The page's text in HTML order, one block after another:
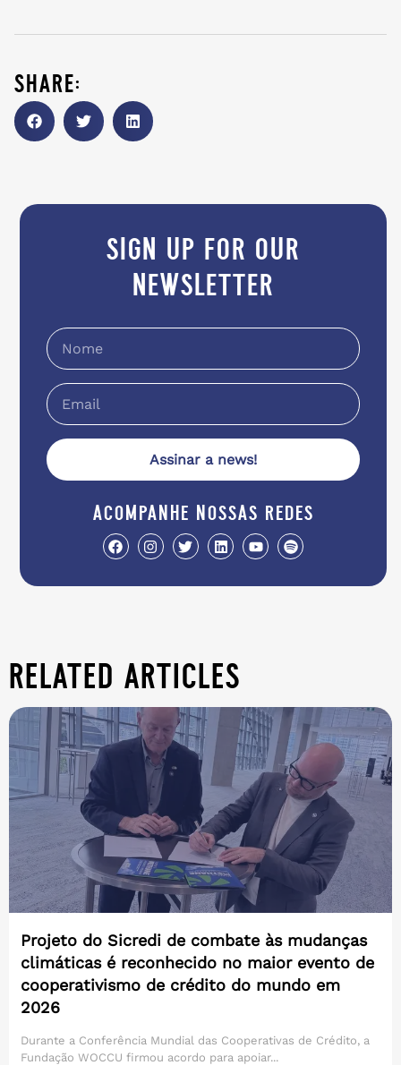
share:
sign up for our
newsletter
Assinar a news!
acompanhe nossas redes
related articles
Projeto do Sicredi de combate às mudanças
climáticas é reconhecido no maior evento de
cooperativismo de crédito do mundo em
2026
Durante a Conferência Mundial das Cooperativas de Crédito, a
Fundação WOCCU firmou acordo para apoiar...